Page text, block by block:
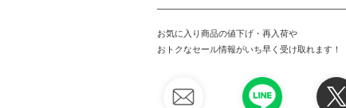
お気に入り商品の値下げ・再入荷や
おトクなセール情報がいち早く受け取れます！